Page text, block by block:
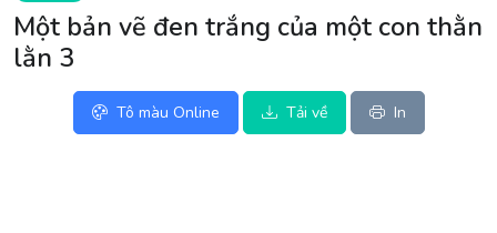
Một bản vẽ đen trắng của một con thằn
lằn 3
Tô màu Online Tải về In